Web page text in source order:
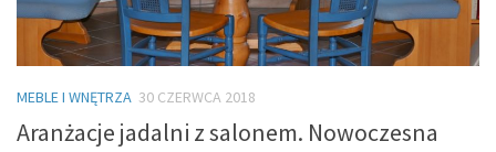
MEBLE I WNĘTRZA 30 CZERWCA 2018
Aranżacje jadalni z salonem. Nowoczesna